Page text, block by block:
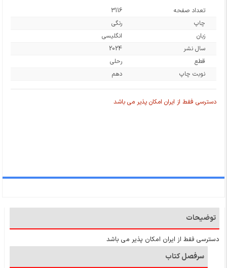
تعداد صفحه
3116
چاپ
رنگی
زبان
انگلیسی
سال نشر
2024
قطع
رحلی
نوبت چاپ
دهم
دسترسی فقط از ایران امکان پذیر می باشد
توضیحات
دسترسی فقط از ایران امکان پذیر می باشد
سرفصل کتاب